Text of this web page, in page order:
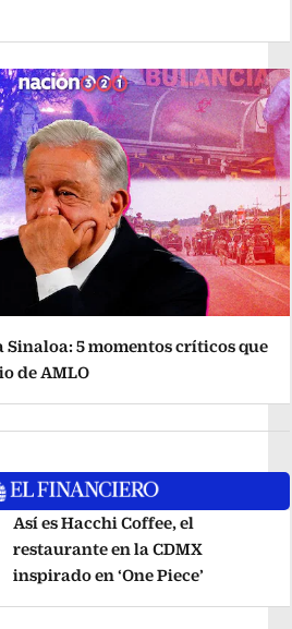
Sinaloa: 5 momentos críticos que
de AMLO
Así es Hacchi Coffee, el
restaurante en la CDMX
inspirado en ‘One Piece’